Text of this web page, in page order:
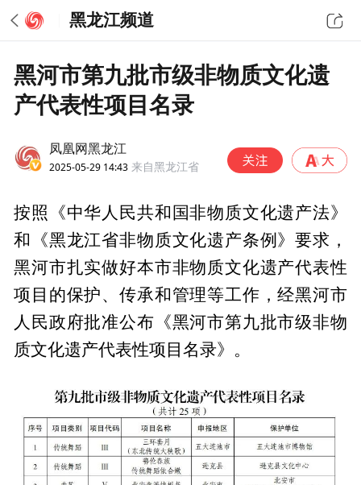
黑龙江频道
黑河市第九批市级非物质文化遗
产代表性项目名录
凤凰网黑龙江
2025-05-29 14:43 来自黑龙江省
按照《中华人民共和国非物质文化遗产法》
和《黑龙江省非物质文化遗产条例》要求，
黑河市扎实做好本市非物质文化遗产代表性
项目的保护、传承和管理等工作，经黑河市
人民政府批准公布《黑河市第九批市级非物
质文化遗产代表性项目名录》。